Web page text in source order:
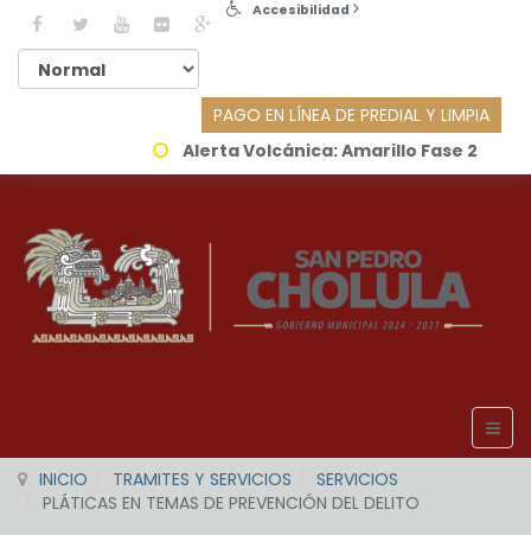
Accesibilidad
PAGO EN LÍNEA DE PREDIAL Y LIMPIA
Alerta Volcánica:Amarillo Fase 2
INICIO TRAMITES Y SERVICIOS
SERVICIOS
PLÁTICAS EN TEMAS DE PREVENCIÓN DEL DELITO